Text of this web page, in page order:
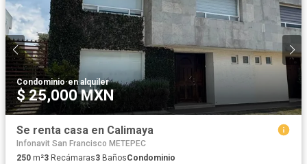
Condominio·en alquiler
$ 25,000 MXN
Se renta casa en Calimaya
Infonavit San Francisco METEPEC
250 m²3 Recámaras3 BañosCondominio